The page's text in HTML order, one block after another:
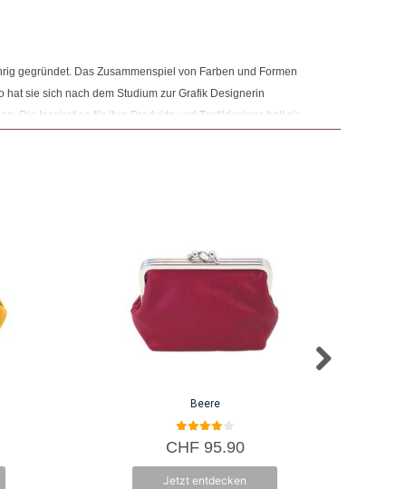
gegründet. Das Zusammenspiel von Farben und Formen
sie sich nach dem Studium zur Grafik Designerin
Die Inspiration für ihre Produkte und Textildesigns holt sie
Beere
4.00
von 5
CHF95.90
Jetzt entdecken